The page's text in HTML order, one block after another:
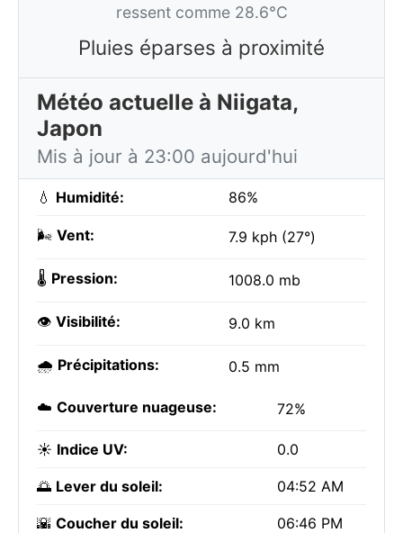
ressent comme 28.6°C
Pluies éparses à proximité
Météo actuelle à Niigata,
Japon
Mis à jour à 23:00 aujourd'hui
💧 Humidité: 86%
🌬️ Vent: 7.9 kph (27°)
🌡️ Pression: 1008.0 mb
👁️ Visibilité: 9.0 km
🌧️ Précipitations: 0.5 mm
☁️ Couverture nuageuse: 72%
☀️ Indice UV: 0.0
🌅 Lever du soleil: 04:52 AM
🌇 Coucher du soleil: 06:46 PM